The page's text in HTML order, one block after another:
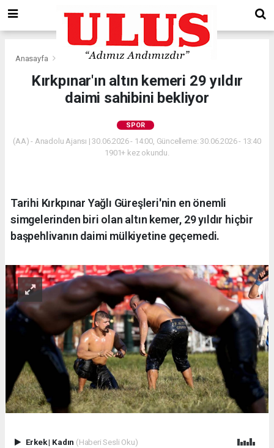
Anasayfa
Kırkpınar'ın altın kemeri 29 yıldır
daimi sahibini bekliyor
SPOR
(AA) - Anadolu Ajansı | 30.06.2026 - 14:00, Güncelleme: 30.06.2026 - 13:40
1901+ kez okundu.
Tarihi Kırkpınar Yağlı Güreşleri'nin en önemli
simgelerinden biri olan altın kemer, 29 yıldır hiçbir
başpehlivanın daimi mülkiyetine geçemedi.
Erkek| Kadın (Haberi Sesli Oku)